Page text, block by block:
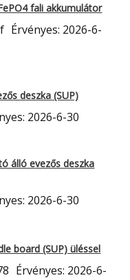
fali akkumulátor
Érvényes: 2026-6-
deszka (SUP)
2026-6-30
álló evezős deszka
2026-6-30
board (SUP) üléssel
Érvényes: 2026-6-